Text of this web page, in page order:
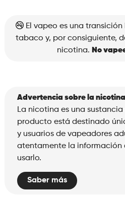
Lemon
cantidad
El vapeo es una
tabaco y, por consiguiente,
nicotina. No
Advertencia sobre la nicotina
La nicotina es una
producto está destinado
y usuarios de vapeadores
atentamente la información
usarlo.
Saber más